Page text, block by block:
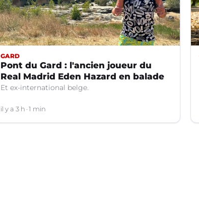
GARD
Pont du Gard : l'ancien joueur du
Real Madrid Eden Hazard en balade
Et ex-international belge.
il y a 3 h 1 min